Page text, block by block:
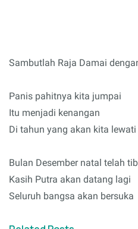
Sambutlah Raja Damai
Panis pahitnya kita jumpai
Itu menjadi kenangan
Di tahun yang akan kita lewati
Bulan Desember natal telah
Kasih Putra akan datang lagi
Seluruh bangsa akan bersuka